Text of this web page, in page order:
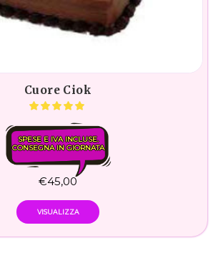
Cuore Ciok
SPESE E IVA INCLUSE.
CONSEGNA IN GIORNATA
€45,00
VISUALIZZA